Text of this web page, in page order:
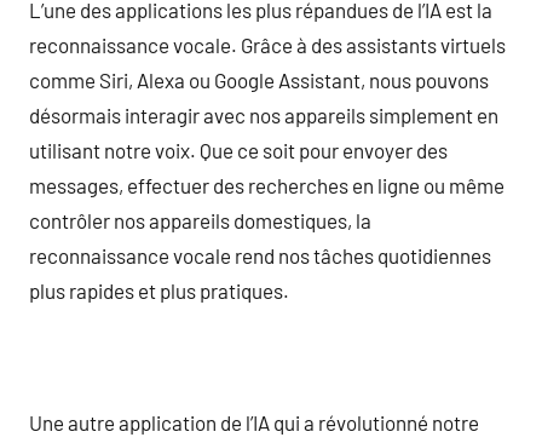
L’une des applications les plus répandues de l’IA est la
reconnaissance vocale. Grâce à des assistants virtuels
comme Siri, Alexa ou Google Assistant, nous pouvons
désormais interagir avec nos appareils simplement en
utilisant notre voix. Que ce soit pour envoyer des
messages, effectuer des recherches en ligne ou même
contrôler nos appareils domestiques, la
reconnaissance vocale rend nos tâches quotidiennes
plus rapides et plus pratiques.
Une autre application de l’IA qui a révolutionné notre